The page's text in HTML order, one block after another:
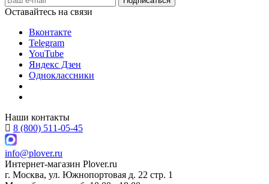
Оставайтесь на связи
Вконтакте
Telegram
YouTube
Яндекс Дзен
Одноклассники
Наши контакты
8 (800) 511-05-45
info@plover.ru
Интернет-магазин Plover.ru
г. Москва, ул. Южнопортовая д. 22 стр. 1